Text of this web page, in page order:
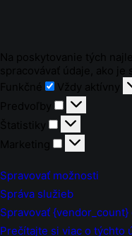
Na poskytovanie tých
spracovávať údaje, ako
Funkčné
Funkčné
Vždy aktívny
Predvoľby
Predvoľby
Štatistiky
Štatistiky
Marketing
Marketing
Spravovať možnosti
Správa služieb
Spravovať
Prečítajte si viac o týchto